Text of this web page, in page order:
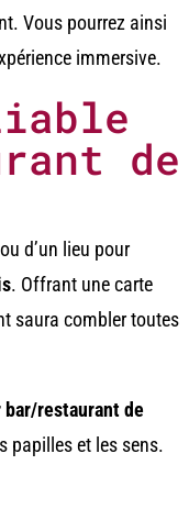
Vous pourrez ainsi
immersive.
de
d’un lieu pour
. Offrant une carte
saura combler toutes
restaurant de
papilles et les sens.